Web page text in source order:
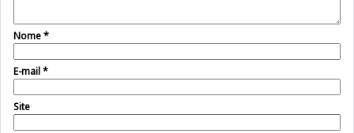
Nome*
E-mail*
Site